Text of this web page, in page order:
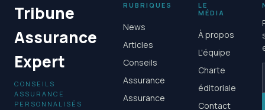
Tribune
Assurance
Expert
CONSEILS
ASSURANCE
PERSONNALISÉS
RUBRIQUES
News
Articles
Conseils
Assurance
Assurance
LE
MÉDIA
À propos
L'équipe
Charte
éditoriale
Contact